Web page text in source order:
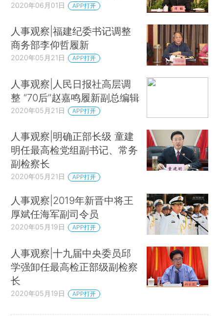
2020年06月01日 APP打开
人事观察|福建纪委书记调整
商务部李仰哲履新
2020年05月21日 APP打开
人事观察|人民日报社高层调
整 “70后”赵嘉鸣履新副总编辑
2020年05月21日 APP打开
人事观察|明确正部长级 童建
明任最高检党组副书记、常务
副检察长
2020年05月21日 APP打开
人事观察|2019年新晋中将王
厚斌任海军副司令员
2020年05月19日 APP打开
人事观察|十九届中央委员邱
学强卸任最高检正部级副检察
长
2020年05月19日 APP打开